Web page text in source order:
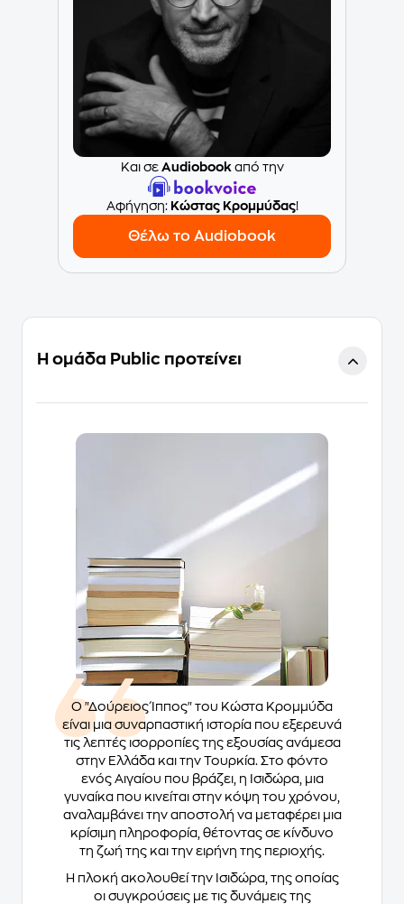
Και σε Audiobookαπό την
Aφήγηση: Κώστας Κρομμύδας!
Θέλω το Audiobook
Η ομάδα Public προτείνει
Ο "Δούρειος Ίππος" του Κώστα Κρομμύδα
είναι μια συναρπαστική ιστορία που εξερευνά
τις λεπτές ισορροπίες της εξουσίας ανάμεσα
στην Ελλάδα και την Τουρκία. Στο φόντο
ενός Αιγαίου που βράζει, η Ισιδώρα, μια
γυναίκα που κινείται στην κόψη του χρόνου,
αναλαμβάνει την αποστολή να μεταφέρει μια
κρίσιμη πληροφορία, θέτοντας σε κίνδυνο
τη ζωή της και την ειρήνη της περιοχής.
Η πλοκή ακολουθεί την Ισιδώρα, της οποίας
οι συγκρούσεις με τις δυνάμεις της